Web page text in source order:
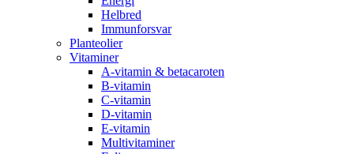
Helbred
Immunforsvar
Planteolier
Vitaminer
A-vitamin & betacaroten
B-vitamin
C-vitamin
D-vitamin
E-vitamin
Multivitaminer